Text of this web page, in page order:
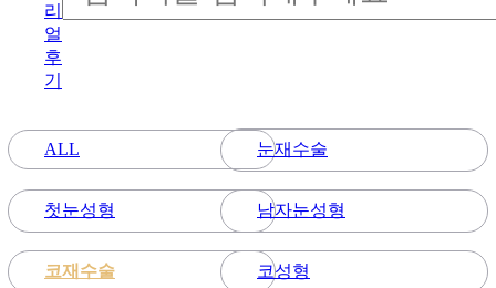
리
얼
후
기
ALL 눈재수술
첫눈성형 남자눈성형
코재수술 코성형